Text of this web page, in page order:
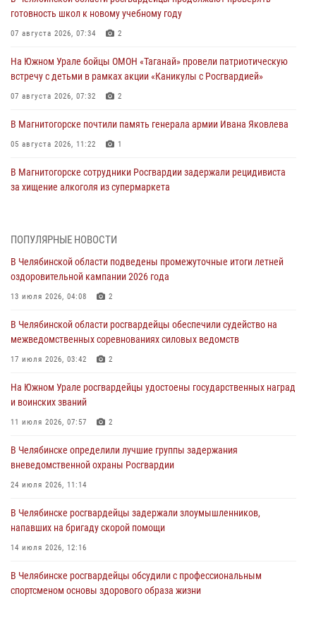
готовность школ к новому учебному году
07 августа 2026, 07:34 2
На Южном Урале бойцы ОМОН «Таганай» провели патриотическую
встречу с детьми в рамках акции «Каникулы с Росгвардией»
07 августа 2026, 07:32 2
В Магнитогорске почтили память генерала армии Ивана Яковлева
05 августа 2026, 11:22 1
В Магнитогорске сотрудники Росгвардии задержали рецидивиста
за хищение алкоголя из супермаркета
На Южном Урале спецназ Росгвардии провел военно-полевые
Росгвардейцы задержали трёх магазинных воров в Челябинске
На Южном Урале сотрудники Росгвардии задержали
подозреваемого в совершении убийства
В Челябинской области росгвардейцами по горячим следам
задержан подозреваемый в грабеже
ПОПУЛЯРНЫЕ НОВОСТИ
В Челябинской области подведены промежуточные итоги летней
оздоровительной кампании 2026 года
13 июля 2026, 04:08 2
В Челябинской области росгвардейцы обеспечили судейство на
межведомственных соревнованиях силовых ведомств
17 июля 2026, 03:42 2
На Южном Урале росгвардейцы удостоены государственных наград
и воинских званий
11 июля 2026, 07:57 2
В Челябинске определили лучшие группы задержания
вневедомственной охраны Росгвардии
24 июля 2026, 11:14
В Челябинске росгвардейцы задержали злоумышленников,
напавших на бригаду скорой помощи
14 июля 2026, 12:16
В Челябинске росгвардейцы обсудили с профессиональным
спортсменом основы здорового образа жизни